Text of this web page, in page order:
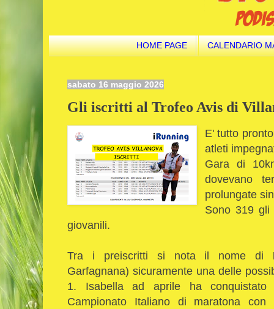
HOME PAGE CALENDARIO
sabato 16 maggio 2026
Gli iscritti al Trofeo Avis di
E' tutto
atleti
Gara di
dovevano
prolungate
Sono 319 gli
giovanili.
Tra i preiscritti si nota il nome di
Garfagnana) sicuramente una delle
1. Isabella ad aprile ha
Campionato Italiano di maratona